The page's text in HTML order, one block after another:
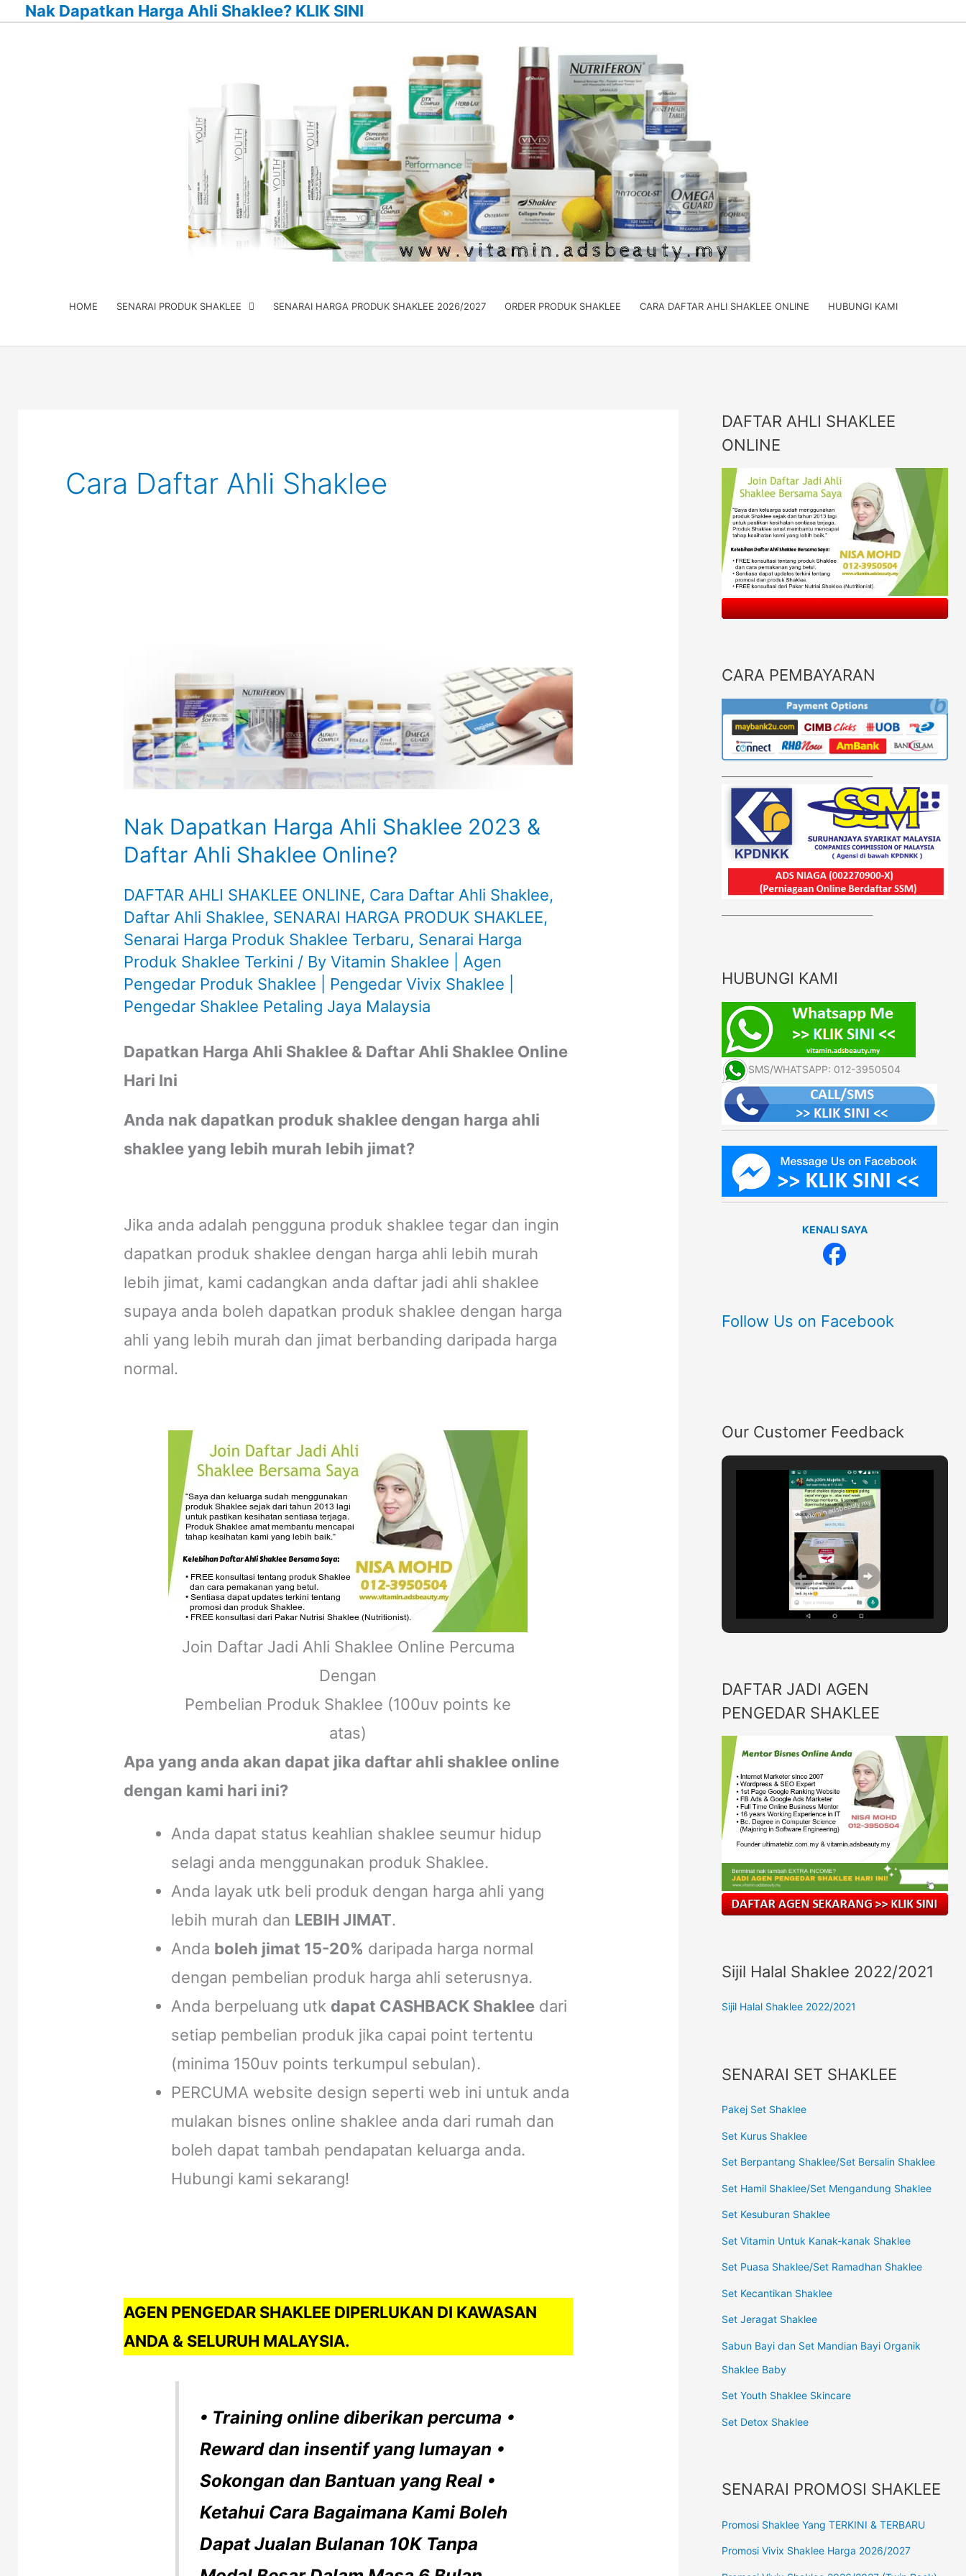
SkipNak Dapatkan Harga Ahli Shaklee? KLIK SINI
HOME SENARAI PRODUK SHAKLEE SENARAI HARGA PRODUK SHAKLEE 2026/2027 ORDER PRODUK SHAKLEE CARA DAFTAR AHLI SHAKLEE ONLINE HUBUNGI KAMI
Cara Daftar Ahli Shaklee
Nak Dapatkan Harga Ahli Shaklee 2023 &
Daftar Ahli Shaklee Online?
DAFTAR AHLI SHAKLEE ONLINE, Cara Daftar Ahli Shaklee,
Daftar Ahli Shaklee, SENARAI HARGA PRODUK SHAKLEE,
Senarai Harga Produk Shaklee Terbaru, Senarai Harga
Produk Shaklee Terkini / By Vitamin Shaklee | Agen
Pengedar Produk Shaklee | Pengedar Vivix Shaklee |
Pengedar Shaklee Petaling Jaya Malaysia
Dapatkan Harga Ahli Shaklee & Daftar Ahli Shaklee Online
Hari Ini
Anda nak dapatkan produk shaklee dengan harga ahli
shaklee yang lebih murah lebih jimat?
Jika anda adalah pengguna produk shaklee tegar dan ingin
dapatkan produk shaklee dengan harga ahli lebih murah
lebih jimat, kami cadangkan anda daftar jadi ahli shaklee
supaya anda boleh dapatkan produk shaklee dengan harga
ahli yang lebih murah dan jimat berbanding daripada harga
normal.
Join Daftar Jadi Ahli Shaklee Online Percuma
Dengan
Pembelian Produk Shaklee (100uv points ke
atas)
Apa yang anda akan dapat jika daftar ahli shaklee online
dengan kami hari ini?
Anda dapat status keahlian shaklee seumur hidup
selagi anda menggunakan produk Shaklee.
Anda layak utk beli produk dengan harga ahli yang
lebih murah dan LEBIH JIMAT.
Anda boleh jimat 15-20% daripada harga normal
dengan pembelian produk harga ahli seterusnya.
Anda berpeluang utk dapat CASHBACK Shakleedari
setiap pembelian produk jika capai point tertentu
(minima 150uv points terkumpul sebulan).
PERCUMA website design seperti web ini untuk anda
mulakan bisnes online shaklee anda dari rumah dan
boleh dapat tambah pendapatan keluarga anda.
Hubungi kami sekarang!
AGEN PENGEDAR SHAKLEE DIPERLUKAN DI KAWASAN
ANDA & SELURUH MALAYSIA.
• Training online diberikan percuma •
Reward dan insentif yang lumayan •
Sokongan dan Bantuan yang Real •
Ketahui Cara Bagaimana Kami Boleh
Dapat Jualan Bulanan 10K Tanpa
DAFTAR AHLI SHAKLEE
ONLINE
CARA PEMBAYARAN
HUBUNGI KAMI
SMS/WHATSAPP: 012-3950504
KENALI SAYA
Follow Us on Facebook
Our Customer Feedback
DAFTAR JADI AGEN
PENGEDAR SHAKLEE
Sijil Halal Shaklee 2022/2021
Sijil Halal Shaklee 2022/2021
SENARAI SET SHAKLEE
Pakej Set Shaklee
Set Kurus Shaklee
Set Berpantang Shaklee/Set Bersalin Shaklee
Set Hamil Shaklee/Set Mengandung Shaklee
Set Kesuburan Shaklee
Set Vitamin Untuk Kanak-kanak Shaklee
Set Puasa Shaklee/Set Ramadhan Shaklee
Set Kecantikan Shaklee
Set Jeragat Shaklee
Sabun Bayi dan Set Mandian Bayi Organik
Shaklee Baby
Set Youth Shaklee Skincare
Set Detox Shaklee
SENARAI PROMOSI SHAKLEE
Promosi Shaklee Yang TERKINI & TERBARU
Promosi Vivix Shaklee Harga 2026/2027